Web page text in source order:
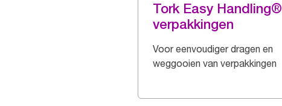
Tork Easy Handling®
verpakkingen
Voor eenvoudiger dragen en
weggooien van verpakkingen